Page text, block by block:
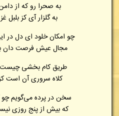
به صحرا رو که از
به گلزار آی کز بلبل
چو امکان خلود ای دل در
مجال عیش فرصت دان
طریق کام بخشی چیست
کلاه سروری آن است
سخن در پرده می‌گویم چو
که بیش از پنج روزی